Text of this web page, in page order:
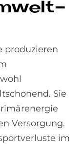
produzieren
Sie
Versorgung.
im